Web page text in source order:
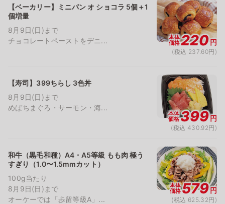
【ベーカリー】ミニパン オ ショコラ 5個＋1
個増量
8月9日(日)まで
チョコレートペーストをデニ...
本体
価格220円
(税込 237.60円)
【寿司】399ちらし 3色丼
8月9日(日)まで
めばちまぐろ・サーモン・海...
本体
価格399円
(税込 430.92円)
和牛（黒毛和種）A4・A5等級 もも肉 極う
すぎり（1.0〜1.5mmカット）
100g当たり
8月9日(日)まで
オーケーでは「歩留等級A」...
本体
価格579円
(税込 625.32円)